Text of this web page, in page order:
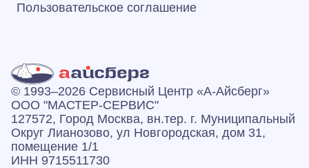
Пользовательское соглашение
© 1993–2026 Сервисный Центр «А‑Айсберг»
ООО "МАСТЕР-СЕРВИС"
127572, Город Москва, вн.тер. г. Муниципальный
Округ Лианозово, ул Новгородская, дом 31,
помещение 1/1
ИНН 9715511730